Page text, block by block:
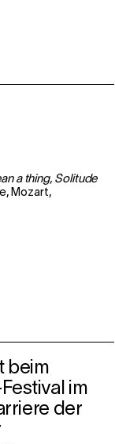
a thing, Solitude
Mozart,
beim
im
der